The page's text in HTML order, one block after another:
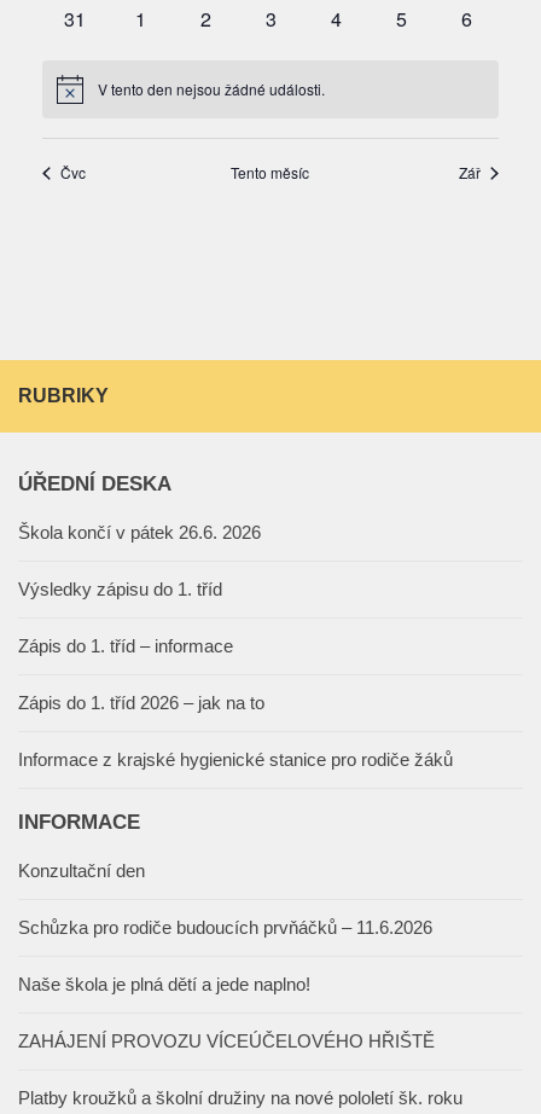
RUBRIKY
ÚŘEDNÍ DESKA
Škola končí v pátek 26.6. 2026
Výsledky zápisu do 1. tříd
Zápis do 1. tříd – informace
Zápis do 1. tříd 2026 – jak na to
Informace z krajské hygienické stanice pro rodiče žáků
INFORMACE
Konzultační den
Schůzka pro rodiče budoucích prvňáčků – 11.6.2026
Naše škola je plná dětí a jede naplno!
ZAHÁJENÍ PROVOZU VÍCEÚČELOVÉHO HŘIŠTĚ
Platby kroužků a školní družiny na nové pololetí šk. roku